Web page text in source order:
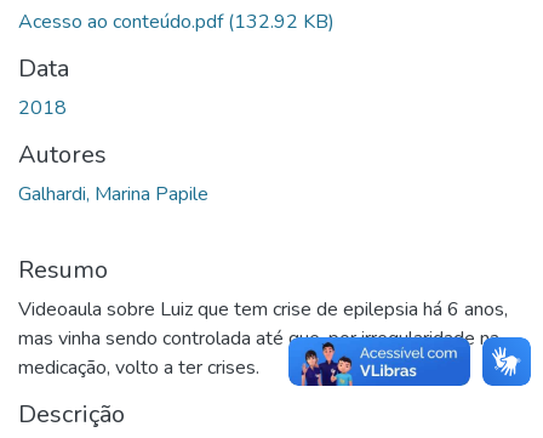
Acesso ao conteúdo.pdf(132.92 KB)
Data
2018
Autores
Galhardi, Marina Papile
Resumo
Videoaula sobre Luiz que tem crise de epilepsia há 6 anos,
mas vinha sendo controlada até que, por irregularidade na
medicação, volto a ter crises.
Descrição